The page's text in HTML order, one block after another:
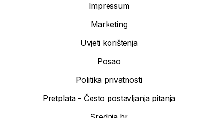
Impressum
Marketing
Uvjeti korištenja
Posao
Politika privatnosti
Pretplata - Često postavljanja pitanja